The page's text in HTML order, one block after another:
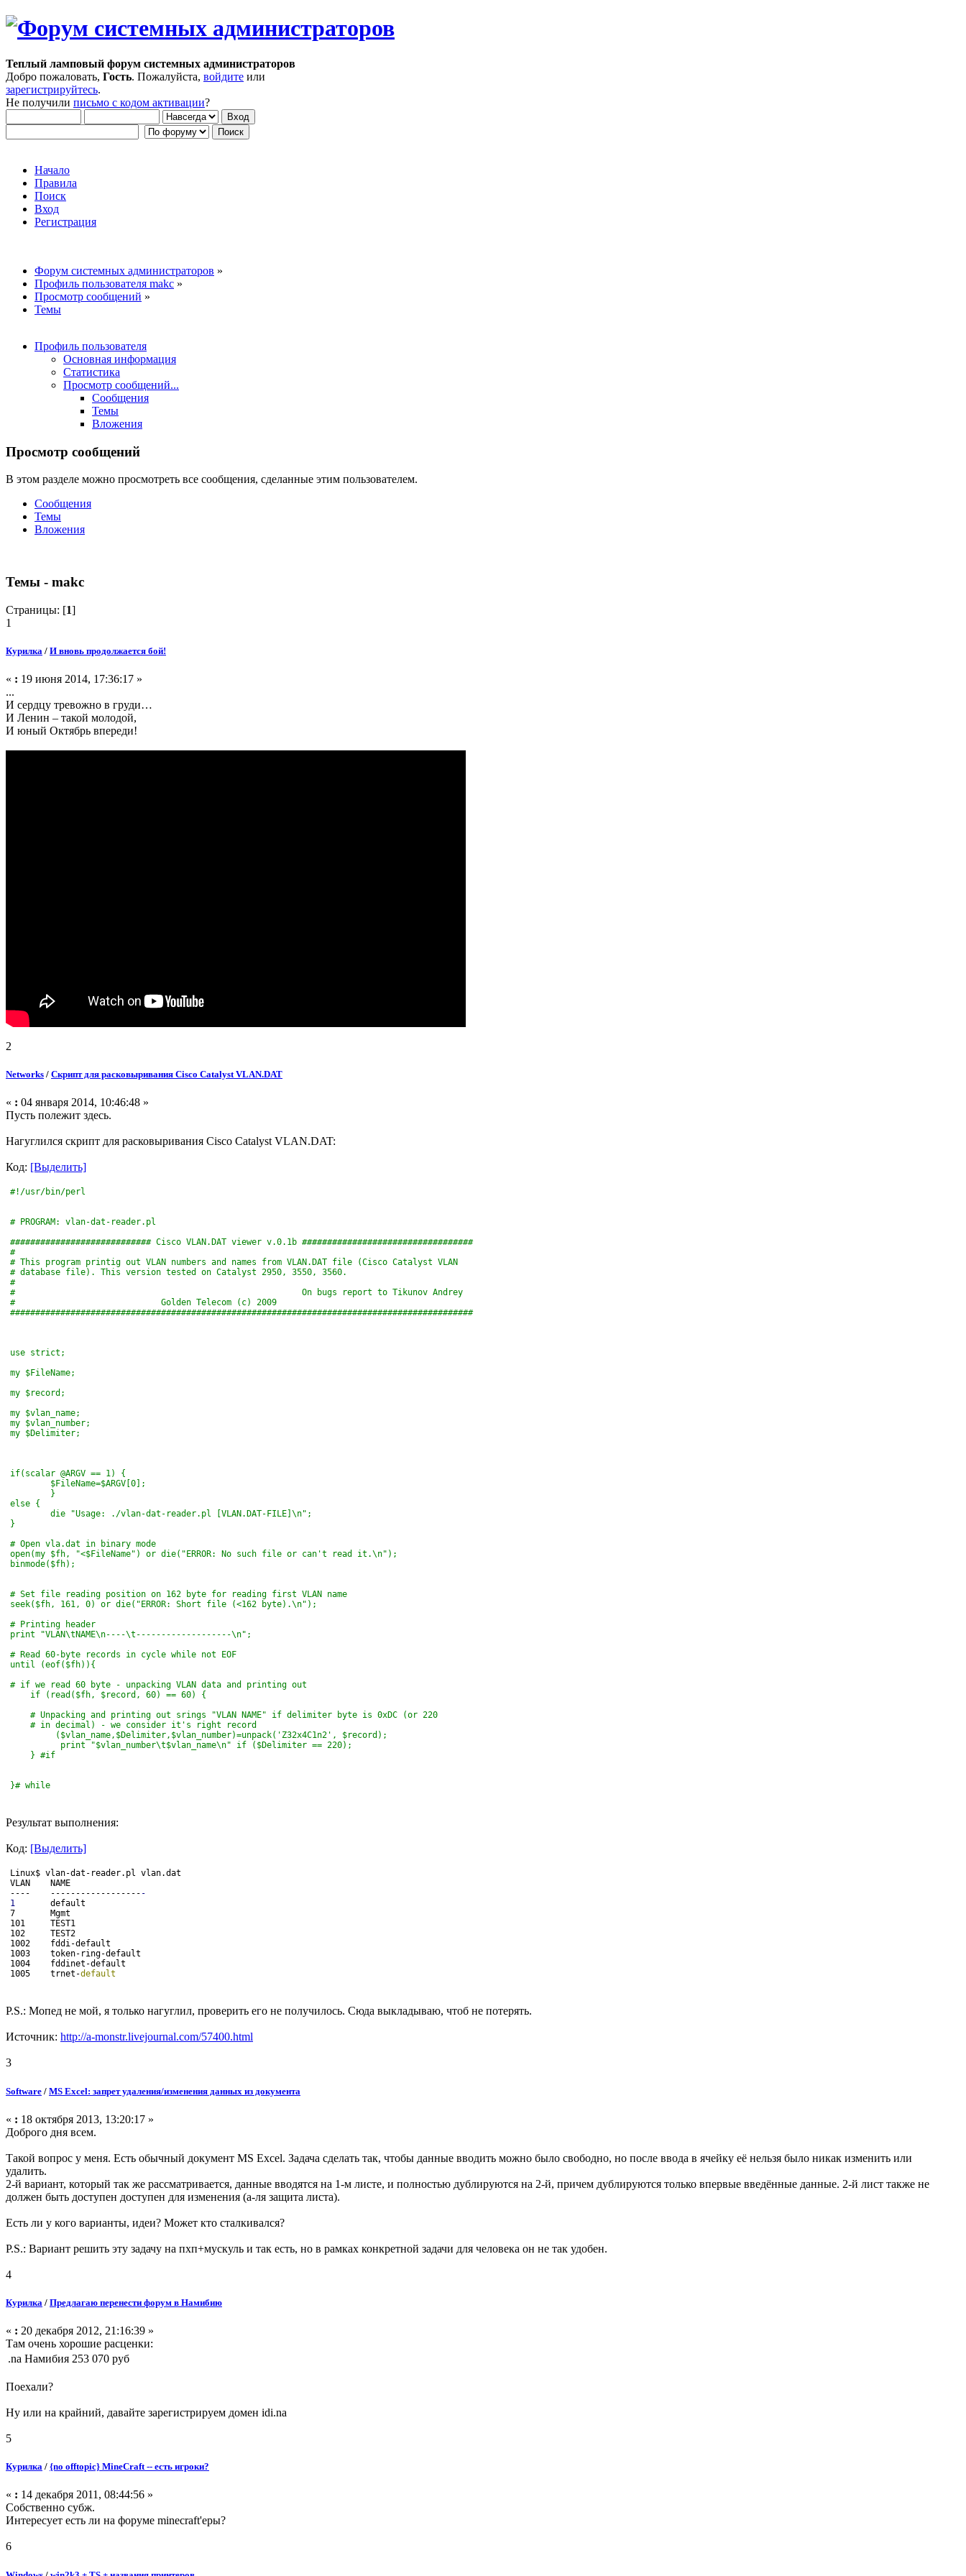
Теплый ламповый форум системных администраторов
Добро пожаловать, Гость. Пожалуйста, войдите или
зарегистрируйтесь.
Не получили письмо с кодом активации?
Начало
Правила
Поиск
Вход
Регистрация
Форум системных администраторов »
Профиль пользователя makc »
Просмотр сообщений »
Темы
Профиль пользователя
Основная информация
Статистика
Просмотр сообщений...
Сообщения
Темы
Вложения
Просмотр сообщений
В этом разделе можно просмотреть все сообщения, сделанные этим пользователем.
Сообщения
Темы
Вложения
Темы - makc
Страницы: [1]
1
Курилка / И вновь продолжается бой!
« : 19 июня 2014, 17:36:17 »
...
И сердцу тревожно в груди…
И Ленин – такой молодой,
И юный Октябрь впереди!
2
Networks / Скрипт для расковыривания Cisco Catalyst VLAN.DAT
« : 04 января 2014, 10:46:48 »
Пусть полежит здесь.
Нагуглился скрипт для расковыривания Cisco Catalyst VLAN.DAT:
Код: [Выделить]
#!/usr/bin/perl
# PROGRAM: vlan-dat-reader.pl
############################ Cisco VLAN.DAT viewer v.0.1b ##################################
#
# This program printig out VLAN numbers and names from VLAN.DAT file (Cisco Catalyst VLAN
# database file). This version tested on Catalyst 2950, 3550, 3560.
#
#                                                         On bugs report to Tikunov Andrey
#                             Golden Telecom (c) 2009
############################################################################################
use strict;
my $FileName;
my $record;
my $vlan_name;
my $vlan_number;
my $Delimiter;
if(scalar @ARGV == 1) {
$FileName=$ARGV[0];
}
else {
die "Usage: ./vlan-dat-reader.pl [VLAN.DAT-FILE]\n";
}
# Open vla.dat in binary mode
open(my $fh, "<$FileName") or die("ERROR: No such file or can't read it.\n");
binmode($fh);
# Set file reading position on 162 byte for reading first VLAN name
seek($fh, 161, 0) or die("ERROR: Short file (<162 byte).\n");
# Printing header
print "VLAN\tNAME\n----\t-------------------\n";
# Read 60-byte records in cycle while not EOF
until (eof($fh)){
# if we read 60 byte - unpacking VLAN data and printing out
if (read($fh, $record, 60) == 60) {
# Unpacking and printing out srings "VLAN NAME" if delimiter byte is 0xDC (or 220
# in decimal) - we consider it's right record
($vlan_name,$Delimiter,$vlan_number)=unpack('Z32x4C1n2', $record);
print "$vlan_number\t$vlan_name\n" if ($Delimiter == 220);
} #if
}# while
Результат выполнения:
Код: [Выделить]
Linux$ vlan-dat-reader.pl vlan.dat
VLAN    NAME
----    ------------------ -
1 default
7       Mgmt
101     TEST1
102     TEST2
1002    fddi-default
1003    token-ring-default
1004    fddinet-default
1005    trnet-default
P.S.: Мопед не мой, я только нагуглил, проверить его не получилось. Сюда выкладываю, чтоб не потерять.
Источник: http://a-monstr.livejournal.com/57400.html
3
Software / MS Excel: запрет удаления/изменения данных из документа
« : 18 октября 2013, 13:20:17 »
Доброго дня всем.
Такой вопрос у меня. Есть обычный документ MS Excel. Задача сделать так, чтобы данные вводить можно было свободно, но после ввода в ячейку её нельзя было никак изменить или
удалить.
2-й вариант, который так же рассматривается, данные вводятся на 1-м листе, и полностью дублируются на 2-й, причем дублируются только впервые введённые данные. 2-й лист также не
должен быть доступен доступен для изменения (а-ля защита листа).
Есть ли у кого варианты, идеи? Может кто сталкивался?
P.S.: Вариант решить эту задачу на пхп+мускуль и так есть, но в рамках конкретной задачи для человека он не так удобен.
4
Курилка / Предлагаю перенести форум в Намибию
« : 20 декабря 2012, 21:16:39 »
Там очень хорошие расценки:
.na Намибия 253 070 руб
Поехали?
Ну или на крайний, давайте зарегистрируем домен idi.na
5
Курилка / {no offtopic} MineCraft -- есть игроки?
« : 14 декабря 2011, 08:44:56 »
Собственно субж.
Интересует есть ли на форуме minecraft'еры?
6